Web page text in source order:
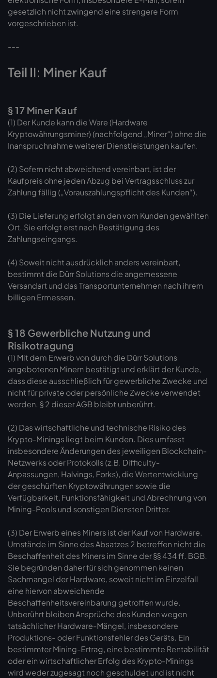
gesetzlich nicht zwingend eine strengere Form
vorgeschrieben ist.
---
Teil II: Miner Kauf
§ 17 Miner Kauf
(1) Der Kunde kann die Ware (Hardware
Kryptowährungsminer) (nachfolgend „Miner“) ohne die
Inanspruchnahme weiterer Dienstleistungen kaufen.
(2) Sofern nicht abweichend vereinbart, ist der
Kaufpreis ohne jeden Abzug bei Vertragsschluss zur
Zahlung fällig („Vorauszahlungspflicht des Kunden“).
(3) Die Lieferung erfolgt an den vom Kunden gewählten
Ort. Sie erfolgt erst nach Bestätigung des
Zahlungseingangs.
(4) Soweit nicht ausdrücklich anders vereinbart,
bestimmt die Dürr Solutions die angemessene
Versandart und das Transportunternehmen nach ihrem
billigen Ermessen.
§ 18 Gewerbliche Nutzung und
Risikotragung
(1) Mit dem Erwerb von durch die Dürr Solutions
angebotenen Minern bestätigt und erklärt der Kunde,
dass diese ausschließlich für gewerbliche Zwecke und
nicht für private oder persönliche Zwecke verwendet
werden. § 2 dieser AGB bleibt unberührt.
(2) Das wirtschaftliche und technische Risiko des
Krypto-Minings liegt beim Kunden. Dies umfasst
insbesondere Änderungen des jeweiligen Blockchain-
Netzwerks oder Protokolls (z.B. Difficulty-
Anpassungen, Halvings, Forks), die Wertentwicklung
der geschürften Kryptowährungen sowie die
Verfügbarkeit, Funktionsfähigkeit und Abrechnung von
Mining-Pools und sonstigen Diensten Dritter.
(3) Der Erwerb eines Miners ist der Kauf von Hardware.
Umstände im Sinne des Absatzes 2 betreffen nicht die
Beschaffenheit des Miners im Sinne der §§ 434 ff. BGB.
Sie begründen daher für sich genommen keinen
Sachmangel der Hardware, soweit nicht im Einzelfall
eine hiervon abweichende
Beschaffenheitsvereinbarung getroffen wurde.
Unberührt bleiben Ansprüche des Kunden wegen
tatsächlicher Hardware-Mängel, insbesondere
Produktions- oder Funktionsfehler des Geräts. Ein
bestimmter Mining-Ertrag, eine bestimmte Rentabilität
oder ein wirtschaftlicher Erfolg des Krypto-Minings
wird weder zugesagt noch geschuldet und ist nicht